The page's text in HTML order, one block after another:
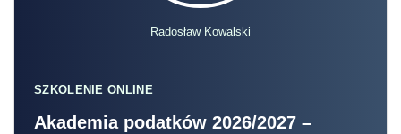
Radosław Kowalski
SZKOLENIE ONLINE
Akademia podatków 2026/2027 –